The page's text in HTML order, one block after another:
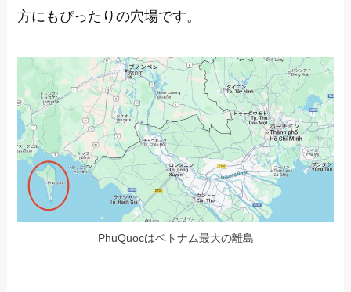
方にもぴったりの穴場です。
PhuQuocはベトナム最大の離島